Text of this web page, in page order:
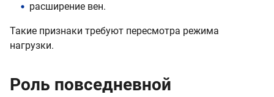
расширение вен.
Такие признаки требуют пересмотра режима
нагрузки.
Роль повседневной